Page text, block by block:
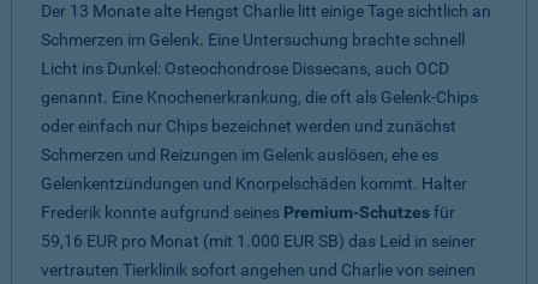
Der 13 Monate alte Hengst Charlie litt einige Tage sichtlich an
Schmerzen im Gelenk. Eine Untersuchung brachte schnell
Licht ins Dunkel: Osteochondrose Dissecans, auch OCD
genannt. Eine Knochenerkrankung, die oft als Gelenk-Chips
oder einfach nur Chips bezeichnet werden und zunächst
Schmerzen und Reizungen im Gelenk auslösen, ehe es
Gelenkentzündungen und Knorpelschäden kommt. Halter
Frederik konnte aufgrund seines Premium-Schutzesfür
59,16 EUR pro Monat (mit 1.000 EUR SB) das Leid in seiner
vertrauten Tierklinik sofort angehen und Charlie von seinen